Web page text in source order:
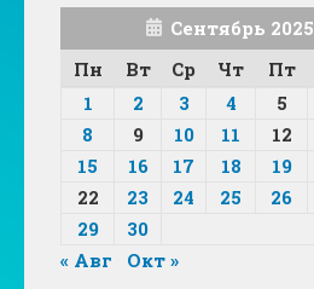
Сентябрь 2025
Пн
Вт Ср Чт Пт
1
2 3 4 5
8
9 10 11 12
15
16 17 18 19
22
23 24 25 26
29
30
« Авг
Окт »